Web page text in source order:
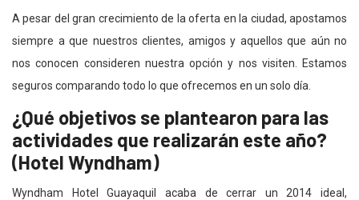
A pesar del gran crecimiento de la oferta en la ciudad, apostamos
siempre a que nuestros clientes, amigos y aquellos que aún no
nos conocen consideren nuestra opción y nos visiten. Estamos
seguros comparando todo lo que ofrecemos en un solo día.
¿Qué objetivos se plantearon para las
actividades que realizarán este año?
(Hotel Wyndham)
Wyndham Hotel Guayaquil acaba de cerrar un 2014 ideal,